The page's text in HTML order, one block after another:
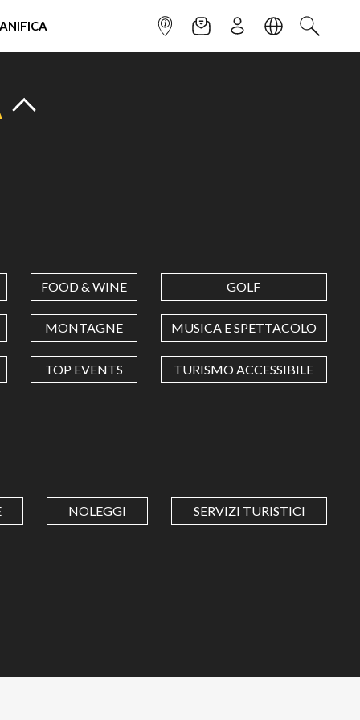
INFOPOINTNEWSLETTER
ISCRIVITILINGUACERCA
FOOD & WINE GOLF
MONTAGNE MUSICA E SPETTACOLO
TOP EVENTS TURISMO ACCESSIBILE
NOLEGGI SERVIZI TURISTICI